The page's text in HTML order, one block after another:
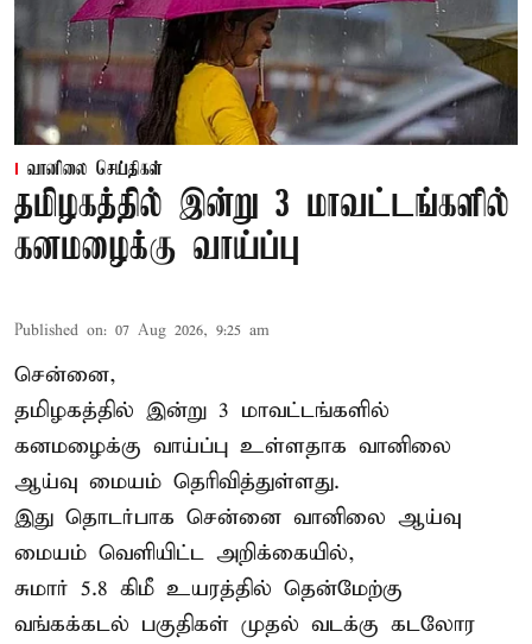
வானிலை செய்திகள்
தமிழகத்தில் இன்று 3 மாவட்டங்களில்
கனமழைக்கு வாய்ப்பு
Published on: 07 Aug 2026, 9:25 am
சென்னை,
தமிழகத்தில் இன்று 3 மாவட்டங்களில்
கனமழைக்கு வாய்ப்பு உள்ளதாக வானிலை
ஆய்வு மையம் தெரிவித்துள்ளது.
இது தொடர்பாக சென்னை வானிலை ஆய்வு
மையம் வெளியிட்ட அறிக்கையில்,
சுமார் 5.8 கிமீ உயரத்தில் தென்மேற்கு
வங்கக்கடல் பகுதிகள் முதல் வடக்கு கடலோர